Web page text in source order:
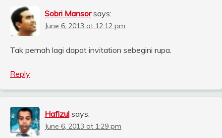
Sobri Mansor says:
June 6, 2013 at 12:12 pm
Tak pernah lagi dapat invitation sebegini rupa.
Reply
Hafizul says:
June 6, 2013 at 1:29 pm